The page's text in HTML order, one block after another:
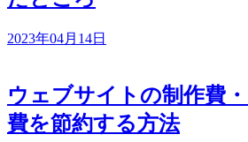
2023年04月14日
ウェブサイトの制作費
費を節約する方法